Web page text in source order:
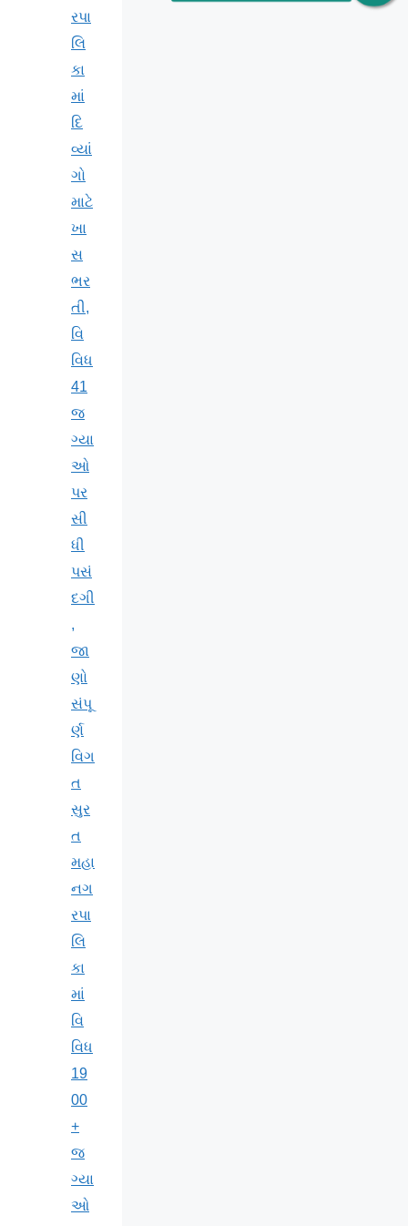
રપા
લિ
કા
માં
દિ
વ્યાં
ગો
માટે
ખા
સ
ભર
તી,
વિ
વિધ
41
જ
ગ્યા
ઓ
પર
સી
ધી
પસં
દગી
,
જા
ણો
સંપૂ
ર્ણ
વિગ
ત
સુર
ત
મહા
નગ
રપા
લિ
કા
માં
વિ
વિધ
19
00
+
જ
ગ્યા
ઓ